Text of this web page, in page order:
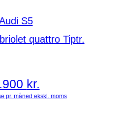
S5
quattro Tiptr.
kr.